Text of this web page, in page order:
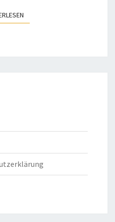
WEITERLESEN